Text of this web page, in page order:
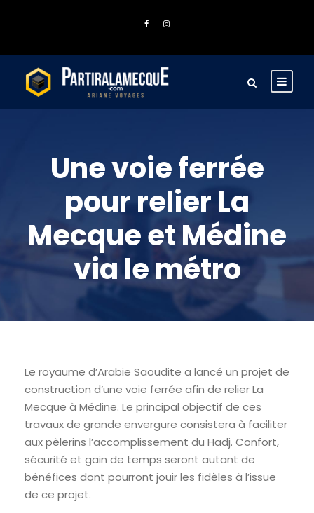
Une voie ferrée
pour relier La
Mecque et Médine
via le métro
Le royaume d’Arabie Saoudite a lancé un projet de
construction d’une voie ferrée afin de relier La
Mecque à Médine. Le principal objectif de ces
travaux de grande envergure consistera à faciliter
aux pèlerins l’accomplissement du Hadj. Confort,
sécurité et gain de temps seront autant de
bénéfices dont pourront jouir les fidèles à l’issue
de ce projet.